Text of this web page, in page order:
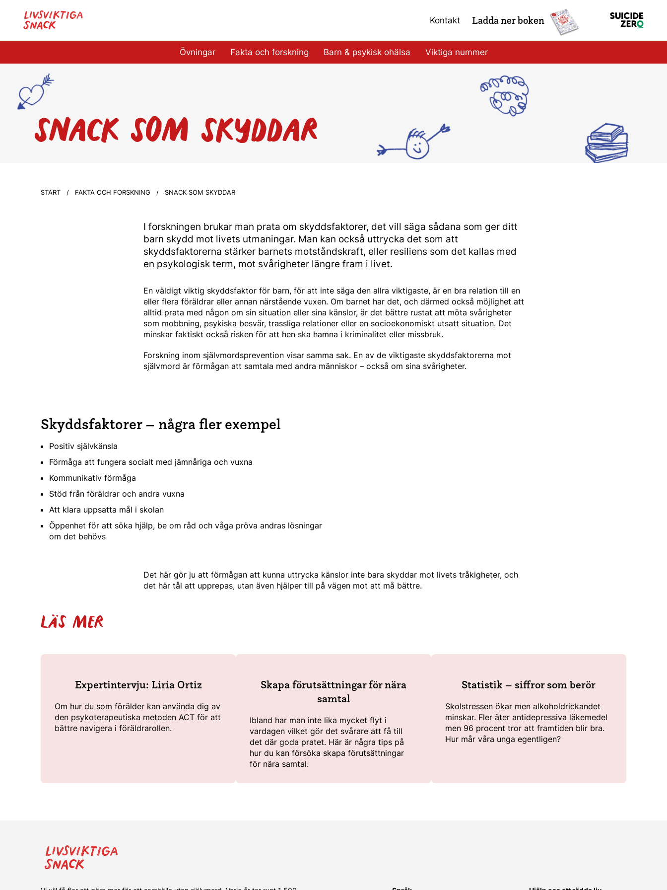
Kontakt Ladda ner boken
Övningar Fakta och forskning Barn & psykisk ohälsa Viktiga nummer
SNACK SOM SKYDDAR
START / FAKTA OCH FORSKNING / SNACK SOM SKYDDAR
I forskningen brukar man prata om skyddsfaktorer, det vill säga sådana som ger ditt
barn skydd mot livets utmaningar. Man kan också uttrycka det som att
skyddsfaktorerna stärker barnets motståndskraft, eller resiliens som det kallas med
en psykologisk term, mot svårigheter längre fram i livet.
En väldigt viktig skyddsfaktor för barn, för att inte säga den allra viktigaste, är en bra relation till en
eller flera föräldrar eller annan närstående vuxen. Om barnet har det, och därmed också möjlighet att
alltid prata med någon om sin situation eller sina känslor, är det bättre rustat att möta svårigheter
som mobbning, psykiska besvär, trassliga relationer eller en socio­eko­nomiskt utsatt situation. Det
minskar faktiskt också risken för att hen ska hamna i kriminalitet eller missbruk.
Forskning inom självmordsprevention visar samma sak. En av de viktigaste skyddsfaktorerna mot
självmord är förmågan att samtala med andra människor – också om sina svårigheter.
Skyddsfaktorer – några fler exempel
Positiv självkänsla
Förmåga att fungera socialt med jämnåriga och vuxna
Kommunikativ förmåga
Stöd från föräldrar och andra vuxna
Att klara uppsatta mål i skolan
Öppenhet för att söka hjälp, be om råd och våga pröva andras lösningar
om det behövs
Det här gör ju att förmågan att kunna uttrycka känslor inte bara skyddar mot livets tråkigheter, och
det här tål att upprepas, utan även hjälper till på vägen mot att må bättre.
LÄS MER
Expertintervju: Liria Ortiz
Om hur du som förälder kan använda dig av
den psykoterapeutiska metoden ACT för att
bättre navigera i föräldrarollen.
Skapa förutsättningar för nära
samtal
Ibland har man inte lika mycket flyt i
vardagen vilket gör det svårare att få till
det där goda pratet. Här är några tips på
hur du kan försöka skapa förutsättningar
för nära samtal.
Statistik – siffror som berör
Skolstressen ökar men alkoholdrickandet
minskar. Fler äter antidepressiva läkemedel
men 96 procent tror att framtiden blir bra.
Hur mår våra unga egentligen?